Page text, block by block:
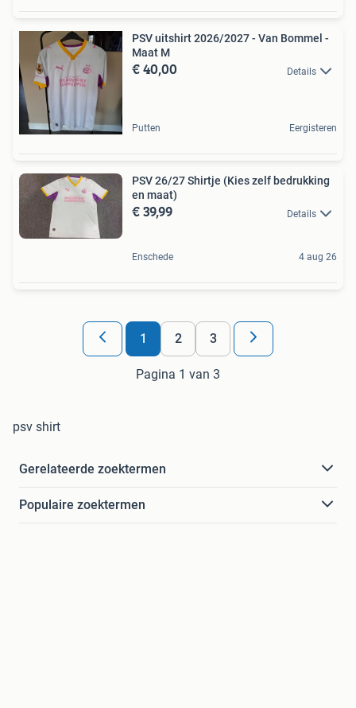
PSV uitshirt 2026/2027 - Van Bommel -
Maat M
€ 40,00 Details
Putten Eergisteren
PSV 26/27 Shirtje (Kies zelf bedrukking
en maat)
€ 39,99 Details
Enschede 4 aug 26
1 2 3
Pagina 1 van 3
psv shirt
Gerelateerde zoektermen
Populaire zoektermen